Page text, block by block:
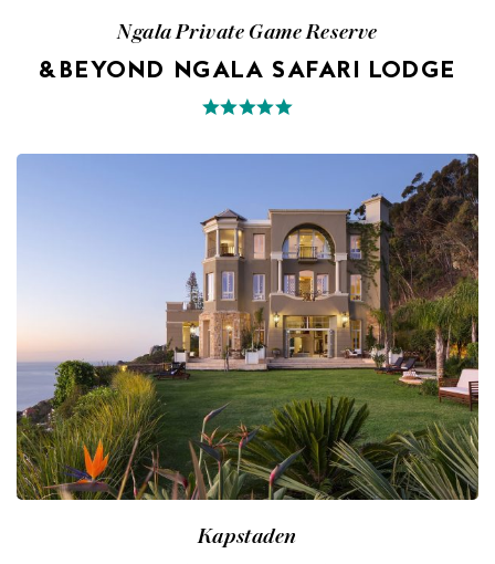
Ngala Private Game Reserve
&BEYOND NGALA SAFARI LODGE
Kapstaden